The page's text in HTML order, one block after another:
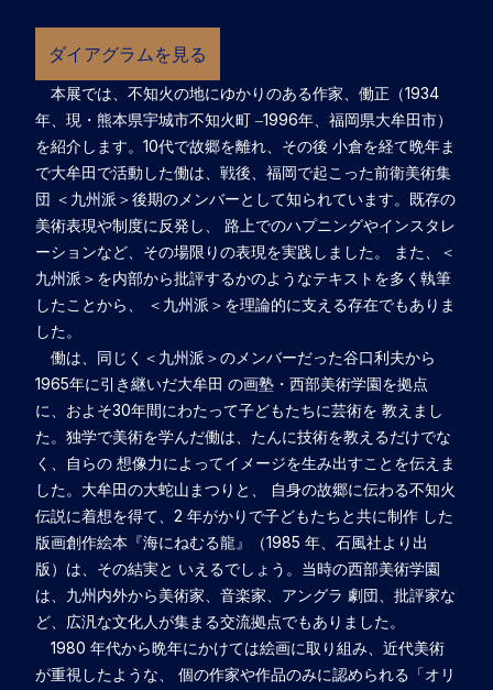
ダイアグラムを見る
本展では、不知火の地にゆかりのある作家、働正（1934
年、現・熊本県宇城市不知火町 ‒1996年、福岡県大牟田市）
を紹介します。10代で故郷を離れ、その後 小倉を経て晩年ま
で大牟田で活動した働は、戦後、福岡で起こった前衛美術集
団 ＜九州派＞後期のメンバーとして知られています。既存の
美術表現や制度に反発し、 路上でのハプニングやインスタレ
ーションなど、その場限りの表現を実践しました。 また、＜
九州派＞を内部から批評するかのようなテキストを多く執筆
したことから、 ＜九州派＞を理論的に支える存在でもありま
した。
働は、同じく＜九州派＞のメンバーだった谷口利夫から
1965年に引き継いだ大牟田 の画塾・西部美術学園を拠点
に、およそ30年間にわたって子どもたちに芸術を 教えまし
た。独学で美術を学んだ働は、たんに技術を教えるだけでな
く、自らの 想像力によってイメージを生み出すことを伝えま
した。大牟田の大蛇山まつりと、 自身の故郷に伝わる不知火
伝説に着想を得て、2 年がかりで子どもたちと共に制作 した
版画創作絵本『海にねむる龍』（1985 年、石風社より出
版）は、その結実と いえるでしょう。当時の西部美術学園
は、九州内外から美術家、音楽家、アングラ 劇団、批評家な
ど、広汎な文化人が集まる交流拠点でもありました。
1980 年代から晩年にかけては絵画に取り組み、近代美術
が重視したような、 個の作家や作品のみに認められる「オリ